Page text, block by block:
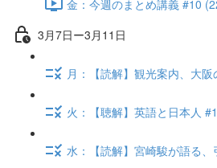
金：今週のまとめ講義 #10
3月7日ー3月11日
月：【読解】観光案内、大
火：【聴解】英語と日本人
水：【読解】宮崎駿が語る